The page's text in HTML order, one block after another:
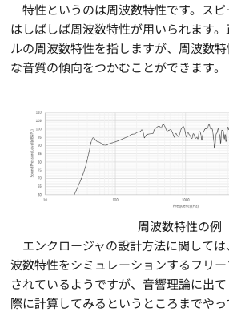
特性というのは周波数特性です。ス
はしばしば周波数特性が用いられます
ルの周波数特性を指しますが、周波数
な音質の傾向をつかむことができます。
周波数特性の例
エンクロージャの設計方法に関して
波数特性をシミュレーションするフリ
されているようですが、音響理論に出
際に計算してみるというところまでや